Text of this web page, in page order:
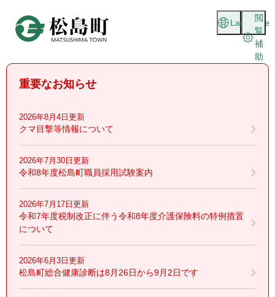
頭
閲
覧
補
助
Language
重要なお知らせ
2026年8月4日更新
クマ目撃等情報について
2026年7月30日更新
令和8年度松島町職員採用試験案内
2026年7月17日更新
令和7年度税制改正に伴う令和8年度介護保険料の特例措置
について
2026年6月3日更新
松島町総合健康診断は8月26日から9月2日です